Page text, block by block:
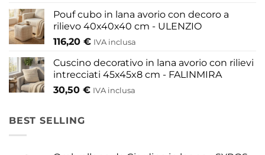
Pouf cubo in lana avorio con decoro a
rilievo 40x40x40 cm - ULENZIO
116,20 € IVA inclusa
Cuscino decorativo in lana avorio con rilievi
intrecciati 45x45x8 cm - FALINMIRA
30,50 € IVA inclusa
BEST SELLING